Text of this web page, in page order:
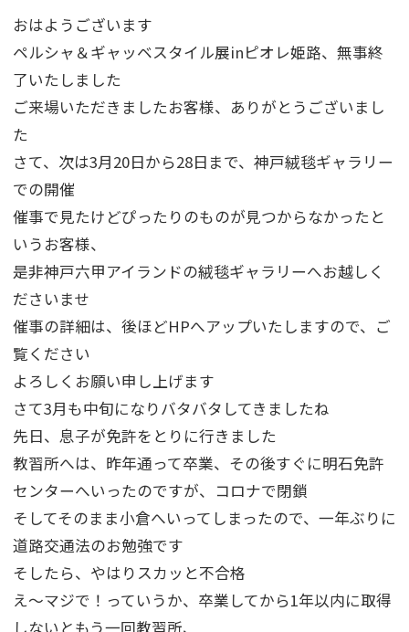
おはようございます
ペルシャ＆ギャッベスタイル展inピオレ姫路、無事終
了いたしました
ご来場いただきましたお客様、ありがとうございまし
た
さて、次は3月20日から28日まで、神戸絨毯ギャラリー
での開催
催事で見たけどぴったりのものが見つからなかったと
いうお客様、
是非神戸六甲アイランドの絨毯ギャラリーへお越しく
ださいませ
催事の詳細は、後ほどHPへアップいたしますので、ご
覧ください
よろしくお願い申し上げます
さて3月も中旬になりバタバタしてきましたね
先日、息子が免許をとりに行きました
教習所へは、昨年通って卒業、その後すぐに明石免許
センターへいったのですが、コロナで閉鎖
そしてそのまま小倉へいってしまったので、一年ぶりに
道路交通法のお勉強です
そしたら、やはりスカッと不合格
え～マジで！っていうか、卒業してから1年以内に取得
しないともう一回教習所、